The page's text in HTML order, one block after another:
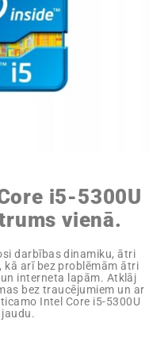
i5-5300U
vienā.
darbības dinamiku, ātri
arī bez problēmām ātri
interneta lapām. Atklāj
bez traucējumiem un ar
Intel Core i5-5300U